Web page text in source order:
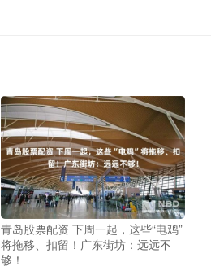
青岛股票配资 下周一起，这些“电鸡”
将拖移、扣留！广东街坊：远远不
够！